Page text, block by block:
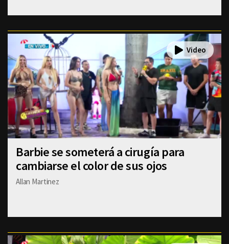
Barbie se someterá a cirugía para
cambiarse el color de sus ojos
Allan Martinez